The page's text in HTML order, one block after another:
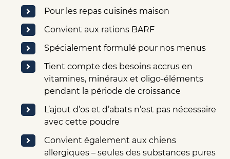
Pour les repas cuisinés maison
Convient aux rations BARF
Spécialement formulé pour nos menus
Tient compte des besoins accrus en
vitamines, minéraux et oligo-éléments
pendant la période de croissance
L’ajout d’os et d’abats n’est pas nécessaire
avec cette poudre
Convient également aux chiens
allergiques – seules des substances pures